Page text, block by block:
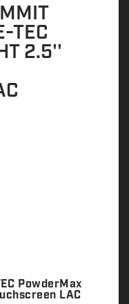
TEC
2.5''
PowderMax
LAC